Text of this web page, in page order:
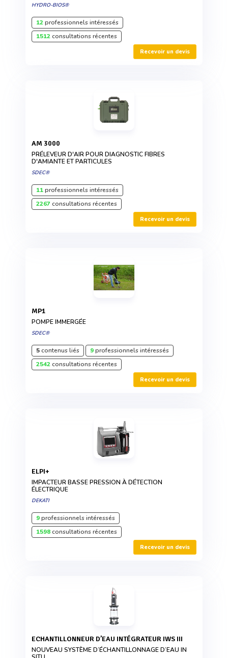
HYDRO-BIOS®
12professionnels intéressés
1512consultations récentes
Recevoir un devis
AM 3000
PRÉLEVEUR D'AIR POUR DIAGNOSTIC FIBRES
D'AMIANTE ET PARTICULES
SDEC®
11professionnels intéressés
2267consultations récentes
Recevoir un devis
MP1
POMPE IMMERGÉE
SDEC®
5contenus liés 9professionnels intéressés
2542consultations récentes
Recevoir un devis
ELPI+
IMPACTEUR BASSE PRESSION À DÉTECTION
ÉLECTRIQUE
DEKATI
9professionnels intéressés
1598consultations récentes
Recevoir un devis
ECHANTILLONNEUR D’EAU INTÉGRATEUR IWS III
NOUVEAU SYSTÈME D’ÉCHANTILLONNAGE D’EAU IN